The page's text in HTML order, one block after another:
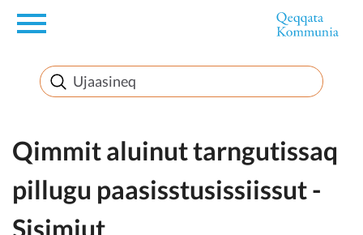
en
Innuttaasunut
Inuussutissarsiorneq
Politikki
Qimmit aluinut tarngutissaq
pillugu paasisstusissiissut -
Sisimiut